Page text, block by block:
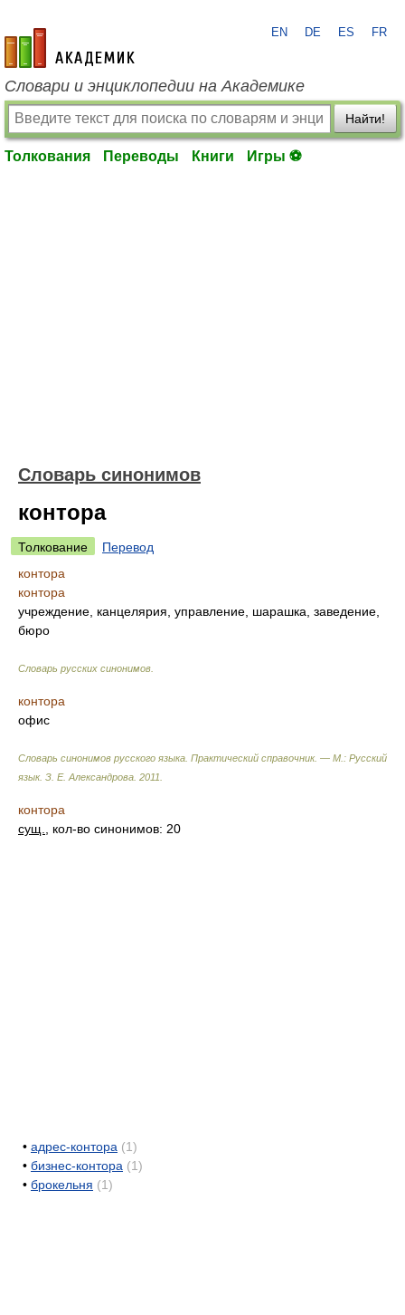
academic.ru
EN DE ES FR
Словари и энциклопедии на Академике
Найти!
Толкования Переводы Книги Игры ⚽
Словарь синонимов
контора
Толкование
Перевод
контора
контора
учреждение, канцелярия, управление, шарашка, заведение,
бюро
Словарь русских синонимов
контора
офис
Словарь синонимов русского языка. Практический справочник. — М.: Русский
язык. З. Е. Александрова 2011
контора
сущ.
, кол-во синонимов: 20
• адрес-контора (1)
• бизнес-контора (1)
• брокельня (1)